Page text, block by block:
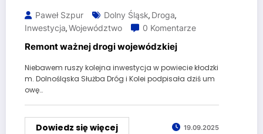
Paweł Szpur Dolny Śląsk, Droga,
Inwestycja,Województwo 0 Komentarze
Remont ważnej drogi wojewódzkiej
Niebawem ruszy kolejna inwestycja w powiecie kłodzki
m. Dolnośląska Służba Dróg i Kolei podpisała dziś um
owę…
Dowiedz się więcej 19.09.2025